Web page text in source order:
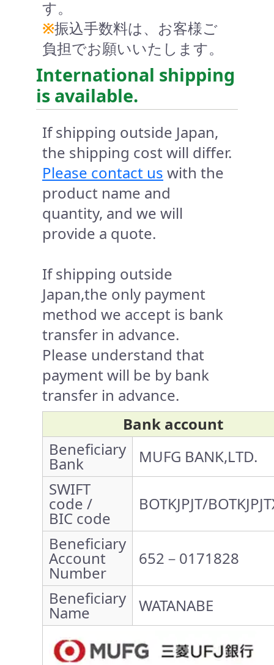
す。
※振込手数料は、お客様ご
負担でお願いいたします。
International shipping
is available.
If shipping outside Japan,
the shipping cost will differ.
Please contact us with the
product name and
quantity, and we will
provide a quote.
If shipping outside
Japan,the only payment
method we accept is bank
transfer in advance.
Please understand that
payment will be by bank
transfer in advance.
Bank account
Beneficiary
Bank
MUFG BANK,LTD.
SWIFT
code /
BIC code
BOTKJPJT/
Beneficiary
Account
Number
652－0171828
Beneficiary
Name WATANABE